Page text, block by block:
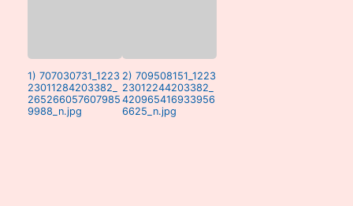
1) 707030731_1223
23011284203382_
265266057607985
9988_n.jpg
2) 709508151_1223
23012244203382_
420965416933956
6625_n.jpg